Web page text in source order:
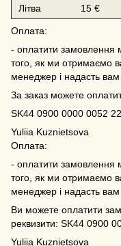
Літва
15 €
Оплата:
- оплатити замовлення
того, як ми отримаємо
менеджер і надасть вам
За заказ можете
SK44 0900 0000 0052
Yuliia Kuznietsova
Оплата:
- оплатити замовлення
того, як ми отримаємо
менеджер і надасть вам
Ви можете оплатити
реквизити: SK44 0900
Yuliia Kuznietsova